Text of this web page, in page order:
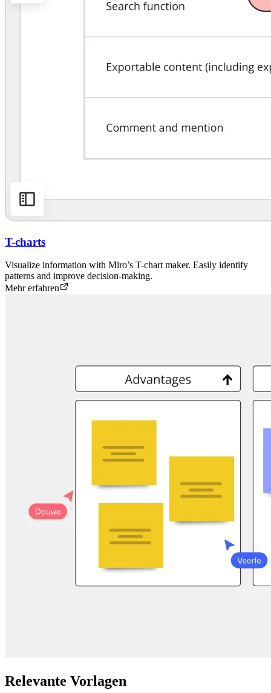
T-charts
Visualize information with Miro’s T-chart maker. Easily identify
patterns and improve decision-making.
Mehr erfahren
Relevante Vorlagen